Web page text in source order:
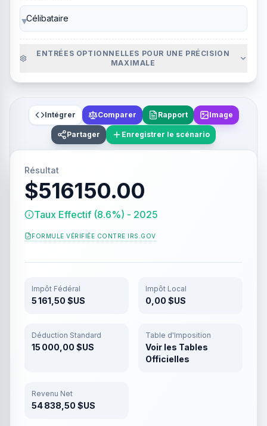
▼
ENTRÉES OPTIONNELLES POUR UNE PRÉCISION
MAXIMALE
Intégrer Comparer Rapport Image
Partager Enregistrer le scénario
Résultat
$516150.00
Taux Effectif (8.6%) - 2025
FORMULE VÉRIFIÉE CONTRE IRS.GOV
Impôt Fédéral
5 161,50 $US
Impôt Local
0,00 $US
Déduction Standard
15 000,00 $US
Table d'Imposition
Voir les Tables
Officielles
Revenu Net
54 838,50 $US